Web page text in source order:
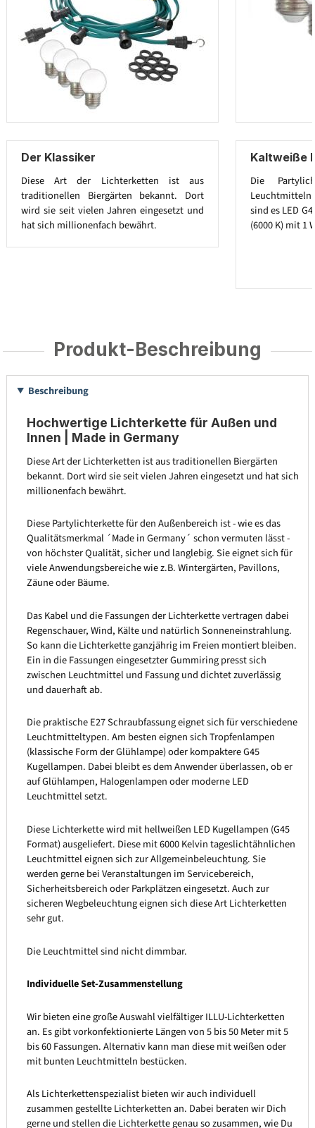
Der Klassiker
Diese Art der Lichterketten ist aus
traditionellen Biergärten bekannt. Dort
wird sie seit vielen Jahren eingesetzt und
hat sich millionenfach bewährt.
Kaltweiße
Die
Leuchtmitteln
sind es LED
(6000 K) mit 1
Produkt-Beschreibung
Beschreibung
Hochwertige Lichterkette für Außen und
Innen | Made in Germany
Diese Art der Lichterketten ist aus traditionellen Biergärten
bekannt. Dort wird sie seit vielen Jahren eingesetzt und hat sich
millionenfach bewährt.
Diese Partylichterkette für den Außenbereich ist - wie es das
Qualitätsmerkmal ´Made in Germany´ schon vermuten lässt -
von höchster Qualität, sicher und langlebig. Sie eignet sich für
viele Anwendungsbereiche wie z.B. Wintergärten, Pavillons,
Zäune oder Bäume.
Das Kabel und die Fassungen der Lichterkette vertragen dabei
Regenschauer, Wind, Kälte und natürlich Sonneneinstrahlung.
So kann die Lichterkette ganzjährig im Freien montiert bleiben.
Ein in die Fassungen eingesetzter Gummiring presst sich
zwischen Leuchtmittel und Fassung und dichtet zuverlässig
und dauerhaft ab.
Die praktische E27 Schraubfassung eignet sich für verschiedene
Leuchtmitteltypen. Am besten eignen sich Tropfenlampen
(klassische Form der Glühlampe) oder kompaktere G45
Kugellampen. Dabei bleibt es dem Anwender überlassen, ob er
auf Glühlampen, Halogenlampen oder moderne LED
Leuchtmittel setzt.
Diese Lichterkette wird mit hellweißen LED Kugellampen (G45
Format) ausgeliefert. Diese mit 6000 Kelvin tageslichtähnlichen
Leuchtmittel eignen sich zur Allgemeinbeleuchtung. Sie
werden gerne bei Veranstaltungen im Servicebereich,
Sicherheitsbereich oder Parkplätzen eingesetzt. Auch zur
sicheren Wegbeleuchtung eignen sich diese Art Lichterketten
sehr gut.
Die Leuchtmittel sind nicht dimmbar.
Individuelle Set-Zusammenstellung
Wir bieten eine große Auswahl vielfältiger ILLU-Lichterketten
an. Es gibt vorkonfektionierte Längen von 5 bis 50 Meter mit 5
bis 60 Fassungen. Alternativ kann man diese mit weißen oder
mit bunten Leuchtmitteln bestücken.
Als Lichterkettenspezialist bieten wir auch individuell
zusammen gestellte Lichterketten an. Dabei beraten wir Dich
gerne und stellen die Lichterkette genau so zusammen, wie Du